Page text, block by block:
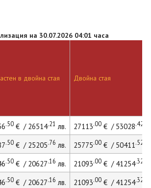
на 30.07.2026 04:01 часа
в двойна стая Двойна стая
.50€ / 26514.21 лв. 27113.00€ / 53028.42
.50€ / 25205.76 лв. 25775.00€ / 50411.52
.50€ / 20627.16 лв. 21093.00€ / 41254.32
.50€ / 20627.16 лв. 21093.00€ / 41254.32